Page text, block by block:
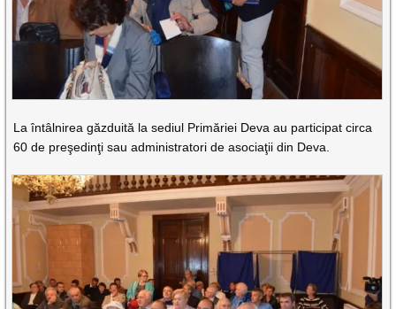
La întâlnirea găzduită la sediul Primăriei Deva au participat circa
60 de preşedinţi sau administratori de asociaţii din Deva.